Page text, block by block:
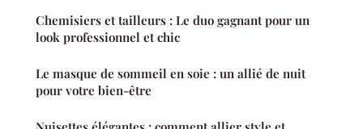
Chemisiers et tailleurs : Le duo gagnant pour un
look professionnel et chic
Le masque de sommeil en soie : un allié de nuit
pour votre bien-être